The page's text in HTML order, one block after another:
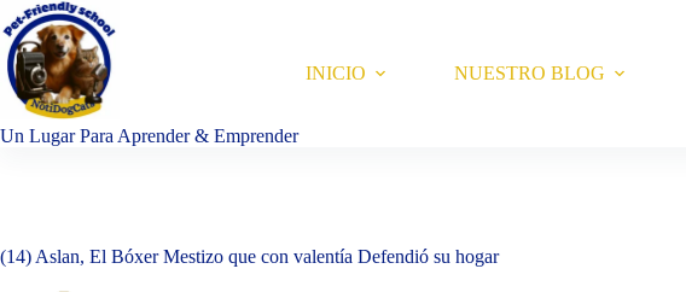
Saltar
al
contenido
Un Lugar Para Aprender & Emprender
INICIO NUESTRO BLOG
(14) Aslan, El Bóxer Mestizo que con valentía Defendió su hogar